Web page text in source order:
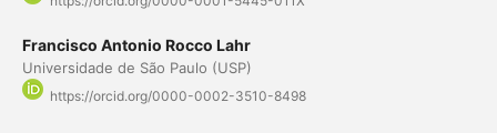
Francisco Antonio Rocco Lahr
Universidade de São Paulo (USP)
https://orcid.org/0000-0002-3510-8498